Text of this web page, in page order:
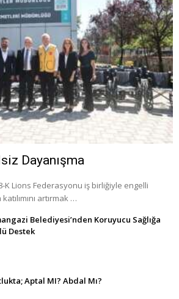
Dayanışma
K Lions Federasyonu iş birliğiyle engelli
artırmak …
Belediyesi’nden Koruyucu Sağlığa
Destek
Aptal MI? Abdal Mı?